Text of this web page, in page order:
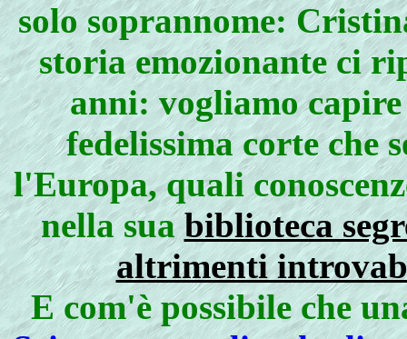
solo soprannome:
storia emozionante ci
anni: vogliamo
fedelissima corte che
l'Europa, quali
nella suabiblioteca
altrimenti
E com'è possibile che